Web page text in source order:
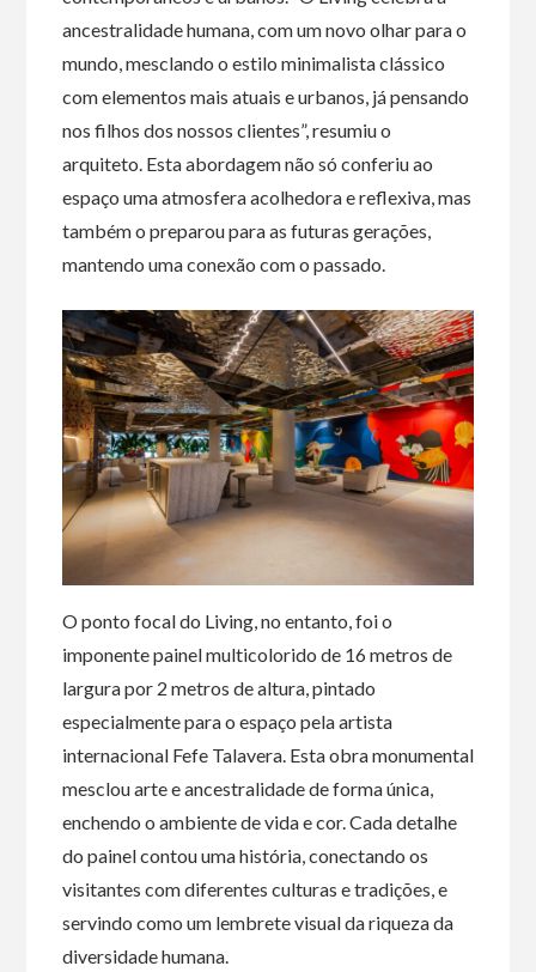
ancestralidade humana, com um novo olhar para o
mundo, mesclando o estilo minimalista clássico
com elementos mais atuais e urbanos, já pensando
nos filhos dos nossos clientes”, resumiu o
arquiteto. Esta abordagem não só conferiu ao
espaço uma atmosfera acolhedora e reflexiva, mas
também o preparou para as futuras gerações,
mantendo uma conexão com o passado.
O ponto focal do Living, no entanto, foi o
imponente painel multicolorido de 16 metros de
largura por 2 metros de altura, pintado
especialmente para o espaço pela artista
internacional Fefe Talavera. Esta obra monumental
mesclou arte e ancestralidade de forma única,
enchendo o ambiente de vida e cor. Cada detalhe
do painel contou uma história, conectando os
visitantes com diferentes culturas e tradições, e
servindo como um lembrete visual da riqueza da
diversidade humana.